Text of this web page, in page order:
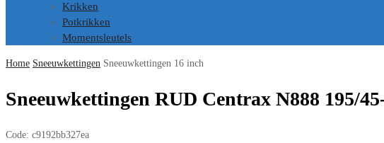
Krikken
Potkrikken
Momentsleutels
Home Sneeuwkettingen Sneeuwkettingen 16 inch
Sneeuwkettingen RUD Centrax N888 195/
Code: c9192bb327ea